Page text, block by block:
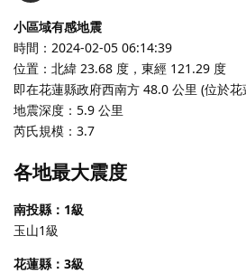
小區域有感地震
時間：2024-02-05 06:14:39
位置：北緯 23.68 度，東經 121.29 度
即在花蓮縣政府西南方 48.0 公里 (位於
地震深度：5.9 公里
芮氏規模：3.7
各地最大震度
南投縣：1級
玉山1級
花蓮縣：3級